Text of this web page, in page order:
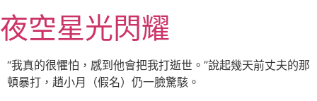
至
主
要
內
夜空星光閃耀
“我真的很懼怕，感到他會把我打逝世。”說起幾天前丈夫的那
頓暴打，趙小月（假名）仍一臉驚駭。